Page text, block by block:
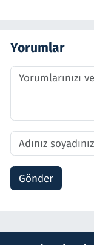
Yorumlar
Gönder